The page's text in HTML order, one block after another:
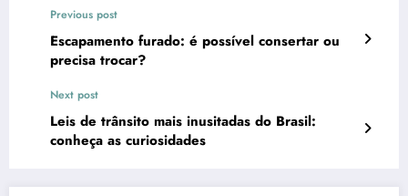
Previous post
Escapamento furado: é possível consertar ou
precisa trocar?
Next post
Leis de trânsito mais inusitadas do Brasil:
conheça as curiosidades